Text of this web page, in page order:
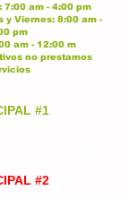
7:00 am - 4:00 pm
y Viernes: 8:00 am -
pm
am - 12:00 m
no prestamos
#1
#2